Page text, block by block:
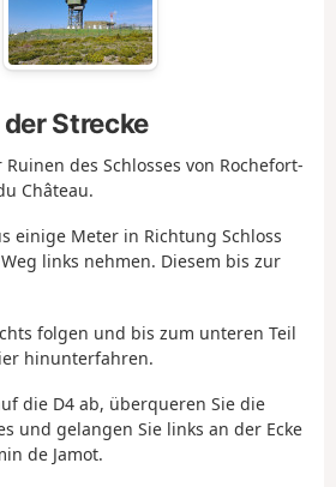
Strecke
des Schlosses von Rochefort-
Château.
einige Meter in Richtung Schloss
links nehmen. Diesem bis zur
folgen und bis zum unteren Teil
hinunterfahren.
die D4 ab, überqueren Sie die
und gelangen Sie links an der Ecke
de Jamot.